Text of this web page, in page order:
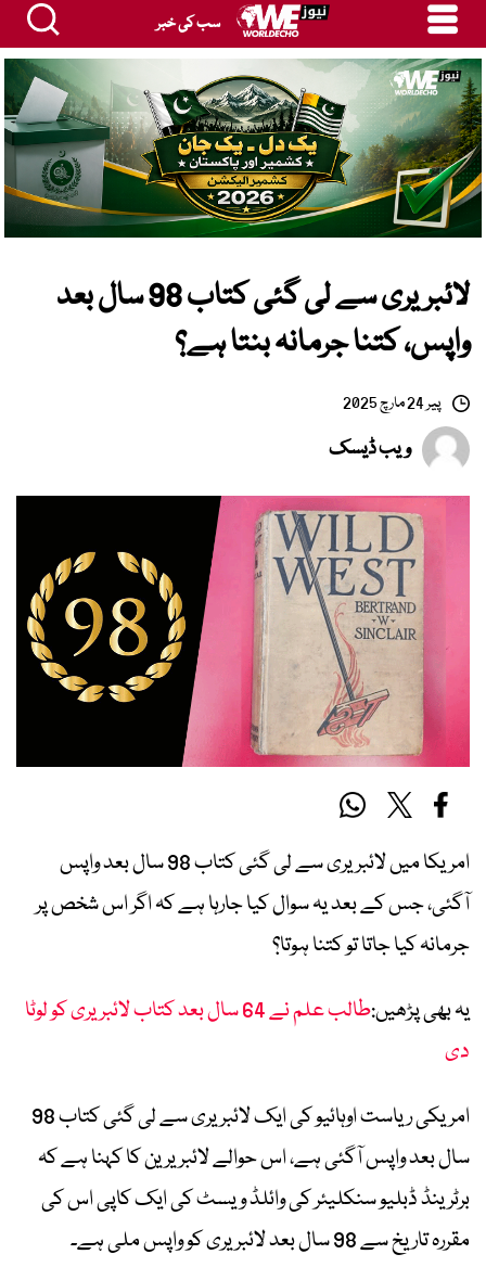
سب کی خبر
لائبریری سے لی گئی کتاب 98 سال بعد
واپس، کتنا جرمانہ بنتا ہے؟
پیر 24 مارچ 2025
ویب ڈیسک
امریکا میں لائبریری سے لی گئی کتاب 98 سال بعد واپس
آگئی، جس کے بعد یہ سوال کیا جارہا ہے کہ اگر اس شخص پر
جرمانہ کیا جاتا تو کتنا ہوتا؟
یہ بھی پڑھیں:
طالب علم نے 64 سال بعد کتاب لائبریری کو لوٹا
دی
امریکی ریاست اوہائیو کی ایک لائبریری سے لی گئی کتاب 98
سال بعد واپس آگئی ہے، اس حوالے لائبریرین کا کہنا ہے کہ
برٹرینڈ ڈبلیو سنکلیئر کی وائلڈ ویسٹ کی ایک کاپی اس کی
مقررہ تاریخ سے 98 سال بعد لائبریری کو واپس ملی ہے۔